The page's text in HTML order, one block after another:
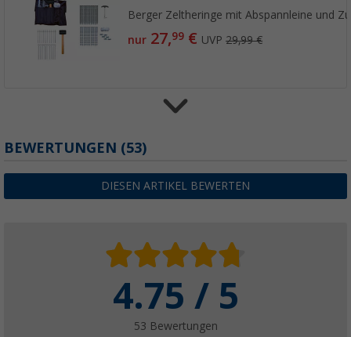
Berger Zeltheringe mit Abspannleine und
nur 27,99 € UVP29,99 €
Berger TerraGlow Befestigungs-Set mit
nur69,99€UVP89,99 €
BEWERTUNGEN (53)
DIESEN ARTIKEL BEWERTEN
4.75 / 5
53 Bewertungen